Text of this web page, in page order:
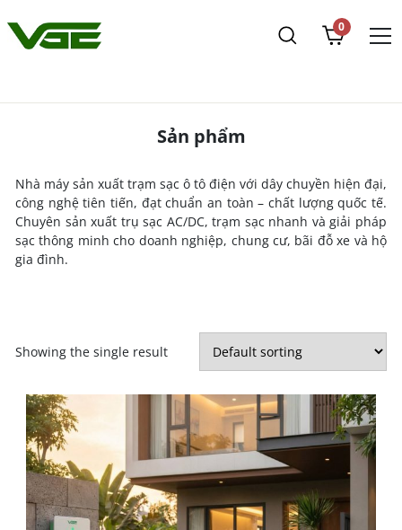
0
Sản phẩm
Nhà máy sản xuất trạm sạc ô tô điện với dây chuyền hiện đại,
công nghệ tiên tiến, đạt chuẩn an toàn – chất lượng quốc tế.
Chuyên sản xuất trụ sạc AC/DC, trạm sạc nhanh và giải pháp
sạc thông minh cho doanh nghiệp, chung cư, bãi đỗ xe và hộ
gia đình.
Showing the single result